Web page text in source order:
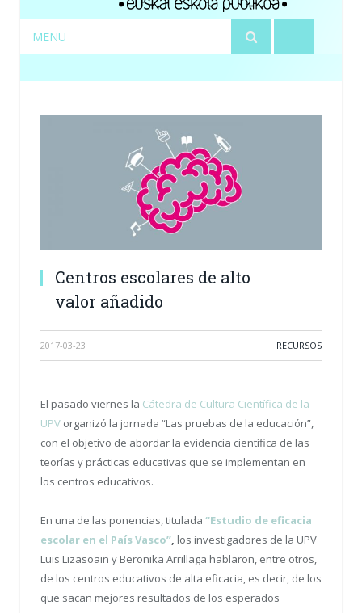
MENU
Centros escolares de alto
valor añadido
2017-03-23 RECURSOS
El pasado viernes la Cátedra de Cultura Científica de la
UPV organizó la jornada “Las pruebas de la educación”,
con el objetivo de abordar la evidencia científica de las
teorías y prácticas educativas que se implementan en
los centros educativos.
En una de las ponencias, titulada “Estudio de eficacia
escolar en el País Vasco”, los investigadores de la UPV
Luis Lizasoain y Beronika Arrillaga hablaron, entre otros,
de los centros educativos de alta eficacia, es decir, de los
que sacan mejores resultados de los esperados